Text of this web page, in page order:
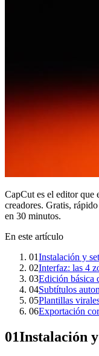
CapCut es el editor que
creadores. Gratis,
en 30 minutos.
En este artículo
01Instalación y
02Interfaz: las 4
03Edición básica
04Subtítulos
05Plantillas
06Exportación
01Instalación